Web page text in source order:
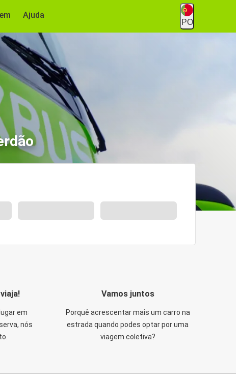
Ajuda
PO
em
nós
Vamos juntos
Porquê acrescentar mais um carro na
estrada quando podes optar por uma
viagem coletiva?